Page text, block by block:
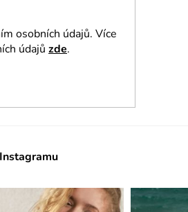
osobních údajů. Více
údajů zde.